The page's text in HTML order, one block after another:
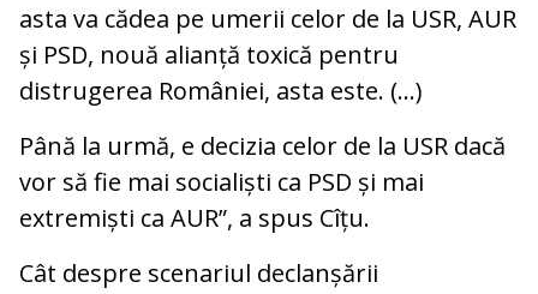
asta va cădea pe umerii celor de la USR, AUR
și PSD, nouă alianță toxică pentru
distrugerea României, asta este. (...)
Până la urmă, e decizia celor de la USR dacă
vor să fie mai socialiști ca PSD și mai
extremiști ca AUR”, a spus Cîțu.
Cât despre scenariul declanșării